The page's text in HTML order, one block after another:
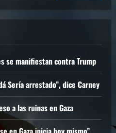
se manifiestan contra Trump
Sería arrestado”, dice Carney
a las ruinas en Gaza